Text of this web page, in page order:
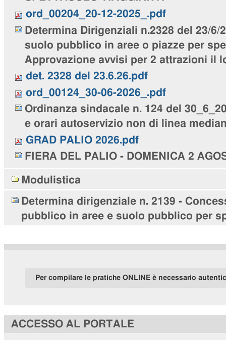
ord_00204_20-12-2025_.pdf
Determina Dirigenziali n.2328 del 23/6/
suolo pubblico in aree o piazze per
Approvazione avvisi per 2 attrazioni il
det. 2328 del 23.6.26.pdf
ord_00124_30-06-2026_.pdf
Ordinanza sindacale n. 124 del
e orari autoservizio non di linea
GRAD PALIO 2026.pdf
FIERA DEL PALIO - DOMENICA 2
Modulistica
Determina dirigenziale n. 2139 -
pubblico in aree e suolo pubblico per
Per compilare le pratiche ONLINE è necessario
ACCESSO AL PORTALE